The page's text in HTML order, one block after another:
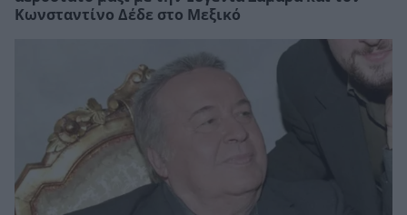
Κωνσταντίνο Δέδε στο Μεξικό